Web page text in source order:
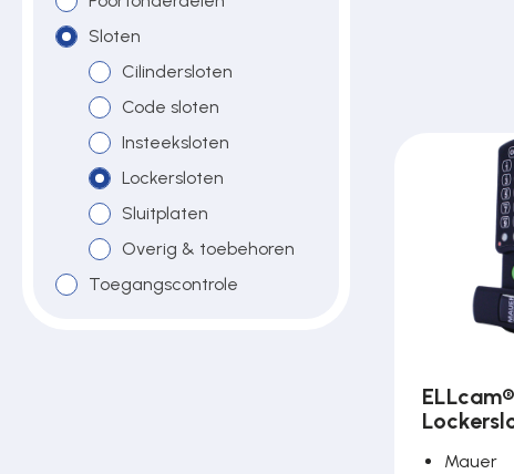
Hekwerkonderdelen
Poortonderdelen
Pulsgevers
Sloten
Cilindersloten
Code sloten
Insteeksloten
Lockersloten
Sluitplaten
Overig & toebehoren
Toegangscontrole
Mauer